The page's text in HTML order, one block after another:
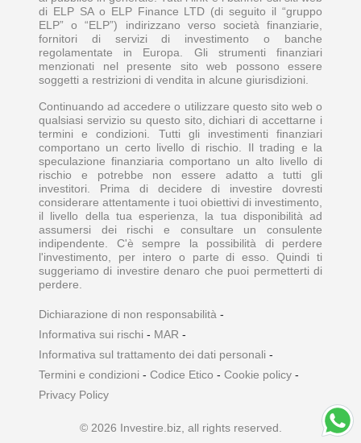
di ELP SA o ELP Finance LTD (di seguito il “gruppo
ELP” o “ELP”) indirizzano verso società finanziarie,
fornitori di servizi di investimento o banche
regolamentate in Europa. Gli strumenti finanziari
menzionati nel presente sito web possono essere
soggetti a restrizioni di vendita in alcune giurisdizioni.
Continuando ad accedere o utilizzare questo sito web o
qualsiasi servizio su questo sito, dichiari di accettarne i
termini e condizioni. Tutti gli investimenti finanziari
comportano un certo livello di rischio. Il trading e la
speculazione finanziaria comportano un alto livello di
rischio e potrebbe non essere adatto a tutti gli
investitori. Prima di decidere di investire dovresti
considerare attentamente i tuoi obiettivi di investimento,
il livello della tua esperienza, la tua disponibilità ad
assumersi dei rischi e consultare un consulente
indipendente. C'è sempre la possibilità di perdere
l'investimento, per intero o parte di esso. Quindi ti
suggeriamo di investire denaro che puoi permetterti di
perdere.
Dichiarazione di non responsabilità -
Informativa sui rischi - MAR -
Informativa sul trattamento dei dati personali -
Termini e condizioni - Codice Etico - Cookie policy -
Privacy Policy
© 2026 Investire.biz, all rights reserved.